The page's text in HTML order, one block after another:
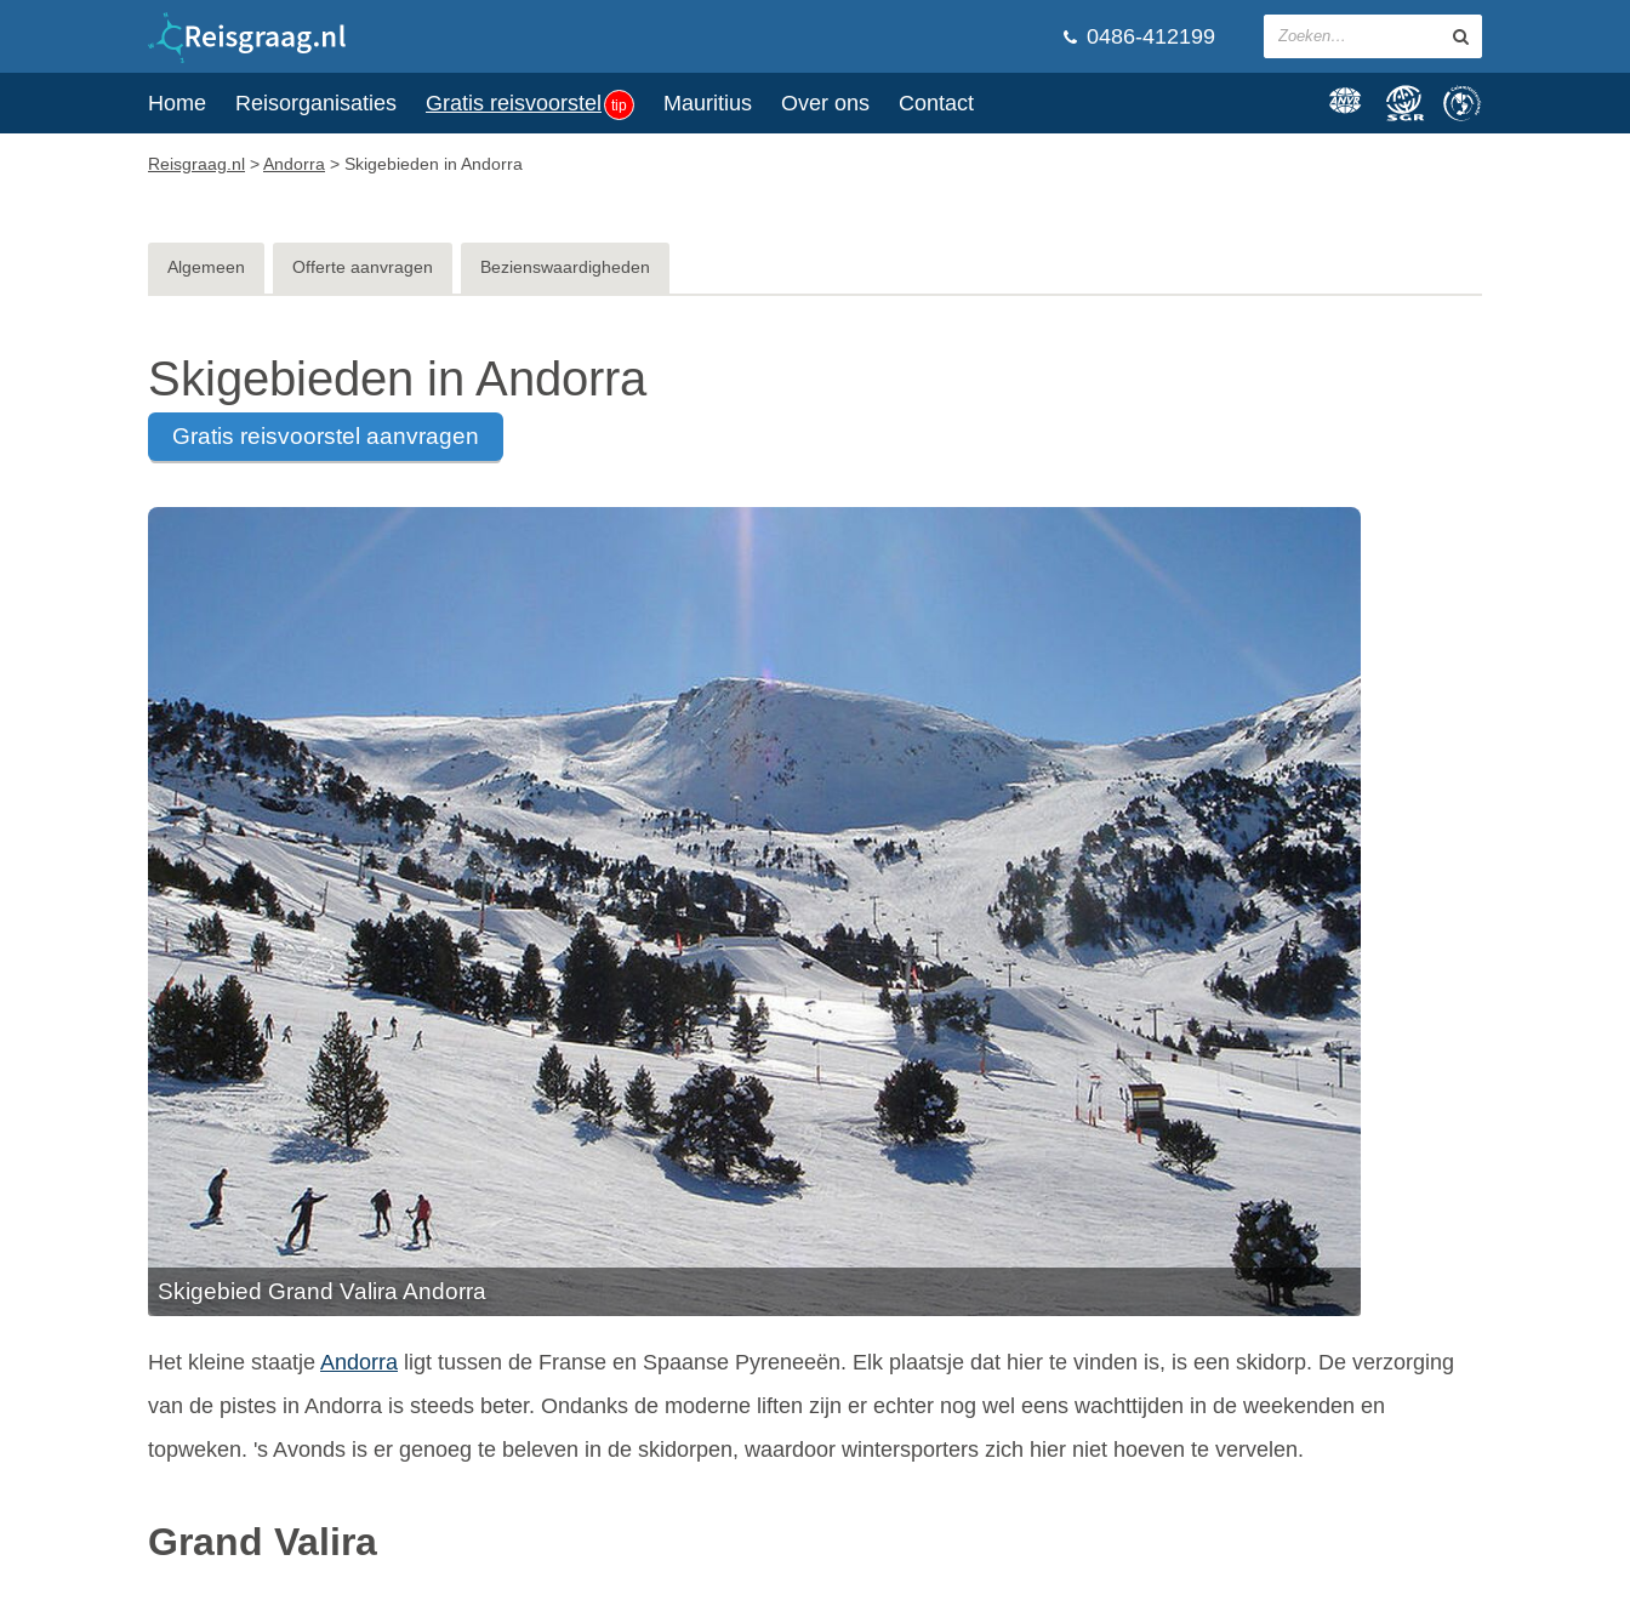
0486-412199
Home Reisorganisaties Gratis reisvoorstel tip Mauritius Over ons Contact
Reisgraag.nl >Andorra > Skigebieden in Andorra
Algemeen Offerte aanvragen Bezienswaardigheden
Skigebieden in Andorra
gratis reisvoorstel aanvragen
Skigebied Grand Valira Andorra
Het kleine staatje Andorra ligt tussen de Franse en Spaanse Pyreneeën. Elk plaatsje dat hier te vinden is, is een skidorp. De verzorging
van de pistes in Andorra is steeds beter. Ondanks de moderne liften zijn er echter nog wel eens wachttijden in de weekenden en
topweken. 's Avonds is er genoeg te beleven in de skidorpen, waardoor wintersporters zich hier niet hoeven te vervelen.
Grand Valira